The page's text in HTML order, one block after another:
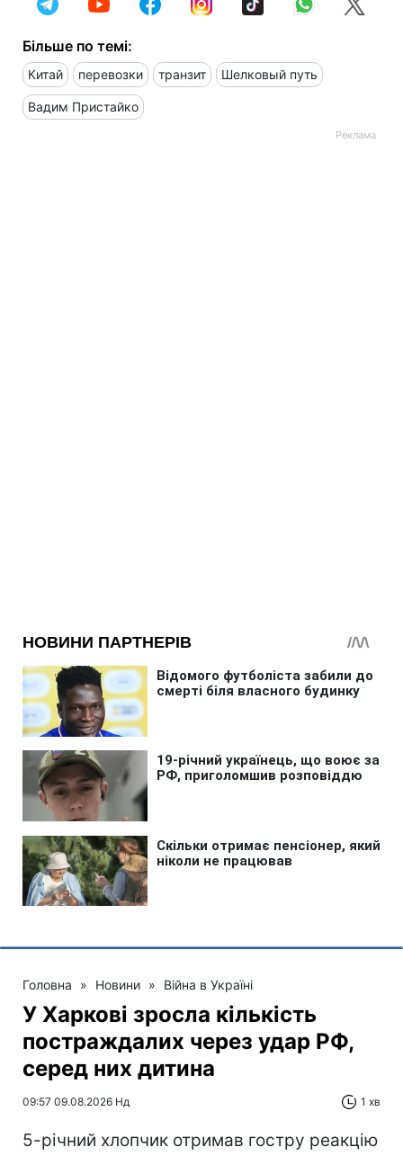
Більше по темі:
Китай перевозки транзит Шелковый путь
Вадим Пристайко
Головна » Новини » Війна в Україні
У Харкові зросла кількість
постраждалих через удар РФ,
серед них дитина
09:57 09.08.2026 Нд 1 хв
5-річний хлопчик отримав гостру реакцію